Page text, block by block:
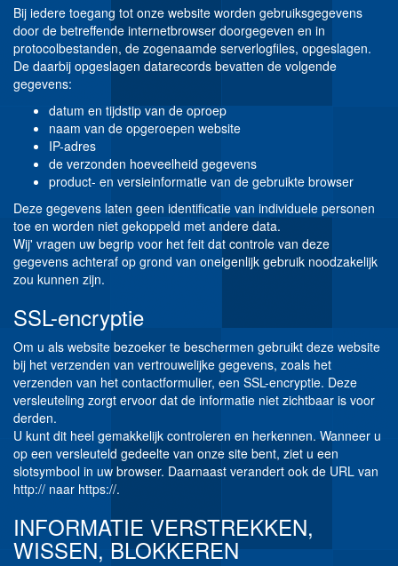
Bij iedere toegang tot onze website worden gebruiksgegevens
door de betreffende internetbrowser doorgegeven en in
protocolbestanden, de zogenaamde serverlogfiles, opgeslagen.
De daarbij opgeslagen datarecords bevatten de volgende
gegevens:
datum en tijdstip van de oproep
naam van de opgeroepen website
IP-adres
de verzonden hoeveelheid gegevens
product- en versieinformatie van de gebruikte browser
Deze gegevens laten geen identificatie van individuele personen
toe en worden niet gekoppeld met andere data.
Wij' vragen uw begrip voor het feit dat controle van deze
gegevens achteraf op grond van oneigenlijk gebruik noodzakelijk
zou kunnen zijn.
SSL-encryptie
Om u als website bezoeker te beschermen gebruikt deze website
bij het verzenden van vertrouwelijke gegevens, zoals het
verzenden van het contactformulier, een SSL-encryptie. Deze
versleuteling zorgt ervoor dat de informatie niet zichtbaar is voor
derden.
U kunt dit heel gemakkelijk controleren en herkennen. Wanneer u
op een versleuteld gedeelte van onze site bent, ziet u een
slotsymbool in uw browser. Daarnaast verandert ook de URL van
http:// naar https://.
INFORMATIE VERSTREKKEN,
WISSEN, BLOKKEREN